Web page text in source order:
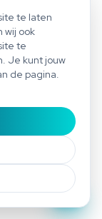
te laten
wij ook
te
Je kunt jouw
de pagina.